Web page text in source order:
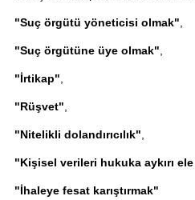
"Suç örgütü yöneticisi olmak"
"Suç örgütüne üye olmak"
"İrtikap"
"Rüşvet"
"Nitelikli dolandırıcılık"
"Kişisel verileri hukuka aykırı
"İhaleye fesat karıştırmak"